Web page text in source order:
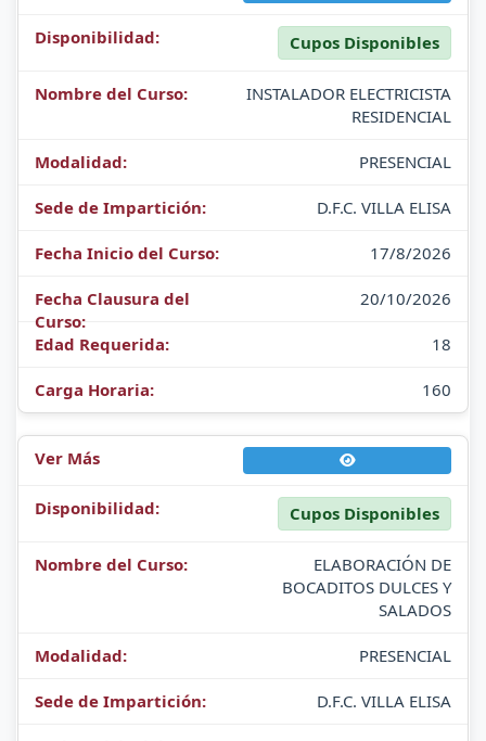
Cupos Disponibles
INSTALADOR ELECTRICISTA
RESIDENCIAL
PRESENCIAL
D.F.C. VILLA ELISA
17/8/2026
20/10/2026
18
160
Cupos Disponibles
ELABORACIÓN DE
BOCADITOS DULCES Y
SALADOS
PRESENCIAL
D.F.C. VILLA ELISA